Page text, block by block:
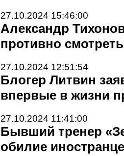
27.10.2024 15:46:00
Александр
противно
27.10.2024 12:51:54
Блогер Литвин
впервые в жизни
27.10.2024 11:41:00
Бывший тренер
обилие